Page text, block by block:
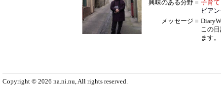
興味のある分野 ■ 子育て
ビア
メッセージ ■
この
ます。
Copyright © 2026 na.ni.nu, All rights reserved.